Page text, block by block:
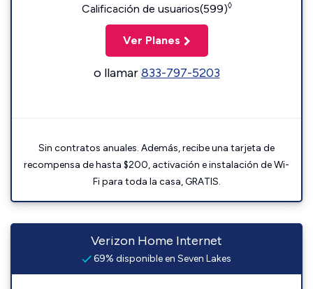
Calificación de usuarios(599)◊
Ver Planes
o llamar833-797-5203
Sin contratos anuales. Además, recibe una tarjeta de
recompensa de hasta $200, activación e instalación de Wi-
Fi para toda la casa, GRATIS.
Verizon Home Internet
69% disponible en Seven Lakes